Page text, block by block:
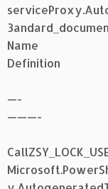
Name
—-